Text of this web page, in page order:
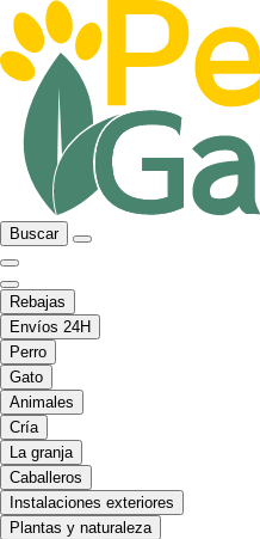
Buscar
Rebajas
Envíos 24H
Perro
Gato
Animales
Cría
La granja
Caballeros
Instalaciones exteriores
Plantas y naturaleza